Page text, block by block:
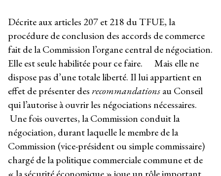
Décrite aux articles 207 et 218 du TFUE, la
procédure de conclusion des accords de commerce
fait de la Commission l’organe central de négociation.
Elle est seule habilitée pour ce faire. Mais elle ne
dispose pas d’une totale liberté. Il lui appartient en
effet de présenter desrecommandationsau Conseil
qui l’autorise à ouvrir les négociations nécessaires.
Une fois ouvertes, la Commission conduit la
négociation, durant laquelle le membre de la
Commission (vice-président ou simple commissaire)
chargé de la politique commerciale commune et de
« la sécurité économique » joue un rôle important